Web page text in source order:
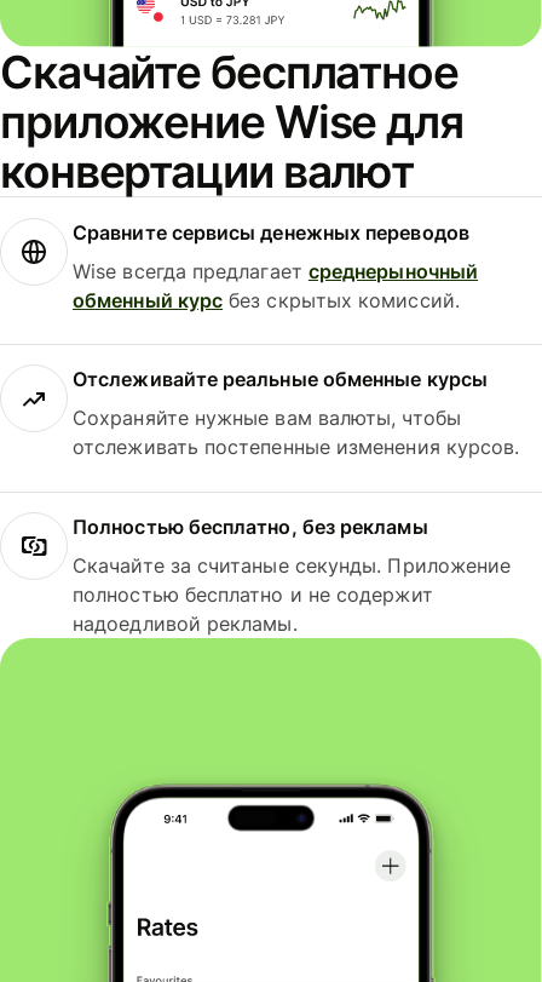
Скачайте бесплатное
приложение Wise для
конвертации валют
Сравните сервисы денежных переводов
Wise всегда предлагает среднерыночный
обменный курс без скрытых комиссий.
Отслеживайте реальные обменные курсы
Сохраняйте нужные вам валюты, чтобы
отслеживать постепенные изменения курсов.
Полностью бесплатно, без рекламы
Скачайте за считаные секунды. Приложение
полностью бесплатно и не содержит
надоедливой рекламы.